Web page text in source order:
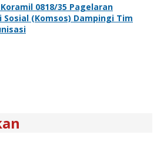
0818/35 Pagelaran
(Komsos) Dampingi Tim